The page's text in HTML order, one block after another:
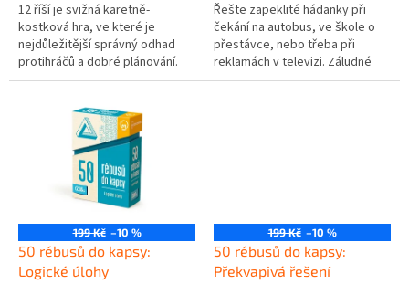
12 říší je svižná karetně-
kostková hra, ve které je
nejdůležitější správný odhad
protihráčů a dobré plánování.
Vaši výchozí pozici určí hod
Řešte zapeklité hádanky při
čekání na autobus, ve škole o
přestávce, nebo třeba při
reklamách v televizi. Záludné
hlavolamy vám pořádně
199 Kč –10 %
50 rébusů do kapsy:
Logické úlohy
199 Kč –10 %
50 rébusů do kapsy:
Překvapivá řešení